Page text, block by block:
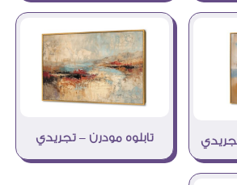
تابلوه مودرن – تجريدي